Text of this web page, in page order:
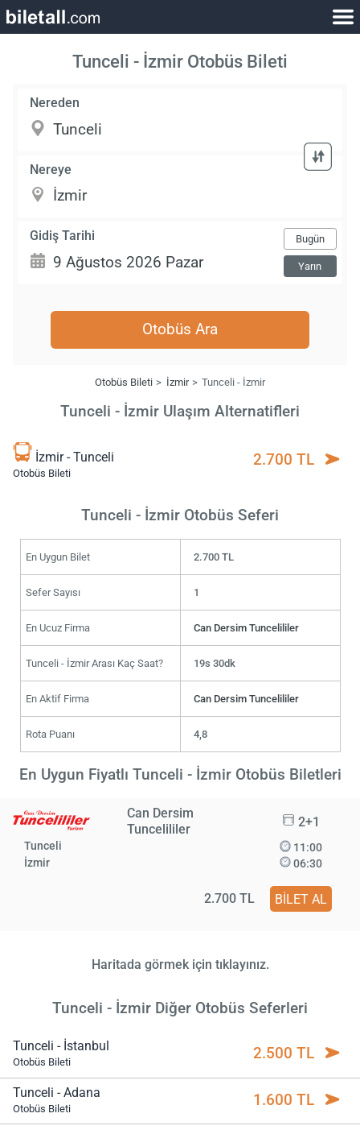
Tunceli - İzmir Otobüs Bileti
Nereden
Nereye
Gidiş Tarihi Bugün
Yarın
Otobüs Ara
Otobüs Bileti İzmir Tunceli - İzmir
Tunceli - İzmir Ulaşım Alternatifleri
İzmir - Tunceli
Otobüs Bileti
2.700 TL
Tunceli - İzmir Otobüs Seferi
En Uygun Bilet 2.700 TL
Sefer Sayısı 1
En Ucuz Firma Can Dersim Tuncelililer
Tunceli - İzmir Arası Kaç Saat? 19s 30dk
En Aktif Firma Can Dersim Tuncelililer
Rota Puanı 4,8
En Uygun Fiyatlı Tunceli - İzmir Otobüs Biletleri
Can Dersim
Tuncelililer
2+1
Tunceli
İzmir
11:00
06:30
2.700 TL BİLET AL
Haritada görmek için tıklayınız.
Tunceli - İzmir Diğer Otobüs Seferleri
Tunceli - İstanbul
Otobüs Bileti 2.500 TL
Tunceli - Adana
Otobüs Bileti 1.600 TL